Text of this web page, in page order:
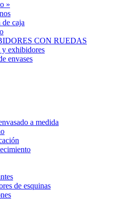
»
caja
CON RUEDAS
y exhibidores
envases
a medida
de esquinas